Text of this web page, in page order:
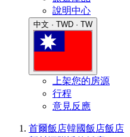
說明中心
中文 · TWD · TW
上架您的房源
行程
意見反應
首爾飯店韓國飯店飯店